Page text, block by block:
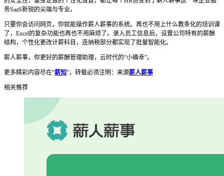
务SaaS新锐的尖端与专业。
只要你会访问网页，你就能操作薪人薪事的系统。再也不用上什么教条化的培训课
了，Excel的复杂功能也再也不用麻烦了。录入员工信息后，设置公司特有的薪酬
结构，个性化更改计薪科目，连纳税部分都实现了批量智能化。
薪人薪事，你更好的薪酬管理助理，云时代的“小确幸”。
更多精彩内容尽在“薪知”，转载必须注明：来源薪人薪事
相关推荐